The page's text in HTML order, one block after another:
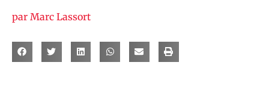
par Marc Lassort